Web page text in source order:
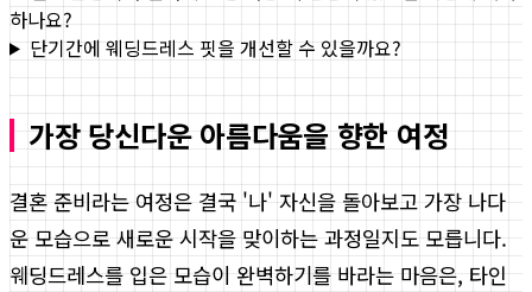
하나요?
단기간에 웨딩드레스 핏을 개선할 수 있을까요?
가장 당신다운 아름다움을 향한 여정
결혼 준비라는 여정은 결국 '나' 자신을 돌아보고 가장 나다
운 모습으로 새로운 시작을 맞이하는 과정일지도 모릅니다.
웨딩드레스를 입은 모습이 완벽하기를 바라는 마음은, 타인